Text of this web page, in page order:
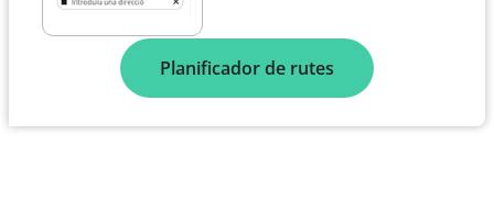
Planificador de rutes